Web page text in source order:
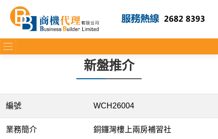
新盤推介
編號 WCH26004
業務簡介 銅鑼灣樓上兩房補習社